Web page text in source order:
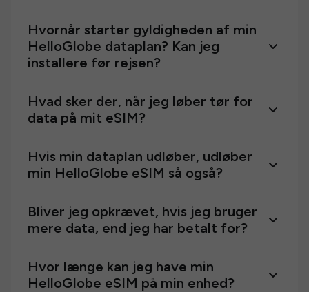
Hvornår starter gyldigheden af min
HelloGlobe dataplan? Kan jeg
installere før rejsen?
Hvad sker der, når jeg løber tør for
data på mit eSIM?
Hvis min dataplan udløber, udløber
min HelloGlobe eSIM så også?
Bliver jeg opkrævet, hvis jeg bruger
mere data, end jeg har betalt for?
Hvor længe kan jeg have min
HelloGlobe eSIM på min enhed?